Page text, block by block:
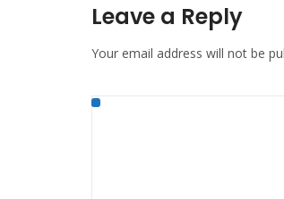
Leave a Reply
Your email address will not be